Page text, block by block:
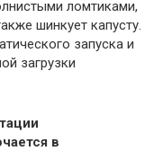
ломтиками,
шинкует капусту.
запуска и
загрузки
в